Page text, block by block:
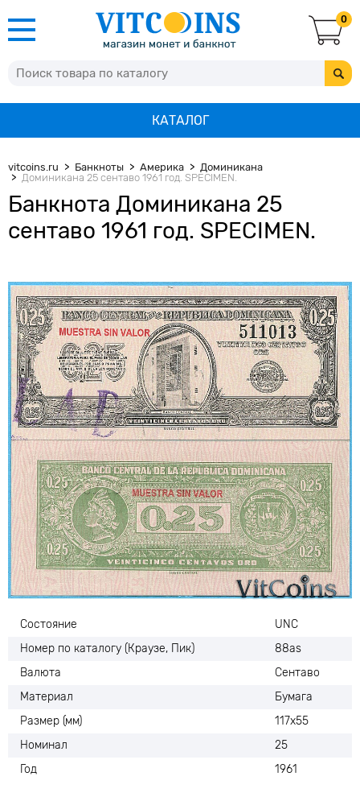
0
КАТАЛОГ
vitcoins.ru Банкноты Америка
Доминикана
Доминикана 25 сентаво 1961 год. SPECIMEN.
Банкнота Доминикана 25
сентаво 1961 год. SPECIMEN.
Состояние
UNC
Номер по каталогу (Краузе, Пик)
88аs
Валюта
Сентаво
Материал
Бумага
Размер (мм)
117х55
Номинал
25
Год
1961